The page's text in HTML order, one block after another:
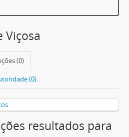
Viçosa
(0)
(0)
resultados para